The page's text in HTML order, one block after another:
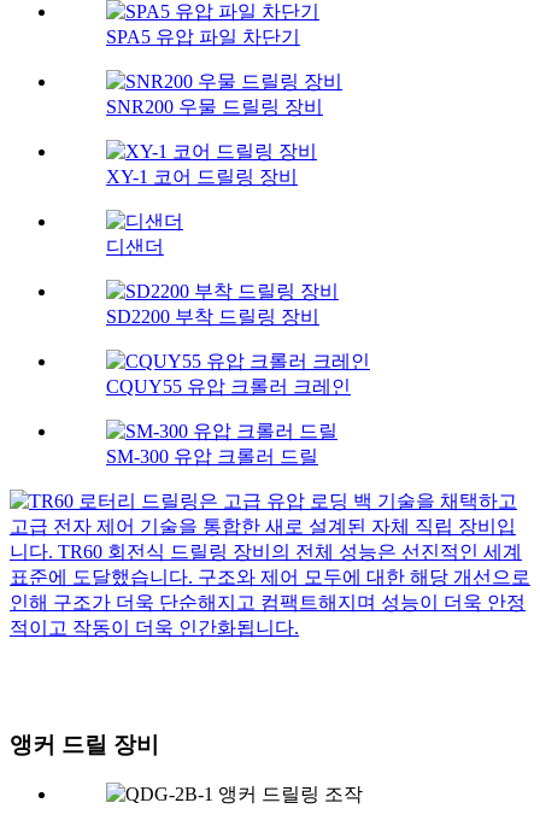
SPA5 유압 파일 차단기
SNR200 우물 드릴링 장비
XY-1 코어 드릴링 장비
디샌더
SD2200 부착 드릴링 장비
CQUY55 유압 크롤러 크레인
SM-300 유압 크롤러 드릴
앵커 드릴 장비